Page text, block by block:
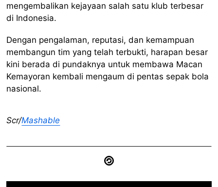
mengembalikan kejayaan salah satu klub terbesar
di Indonesia.
Dengan pengalaman, reputasi, dan kemampuan
membangun tim yang telah terbukti, harapan besar
kini berada di pundaknya untuk membawa Macan
Kemayoran kembali mengaum di pentas sepak bola
nasional.
Scr/Mashable